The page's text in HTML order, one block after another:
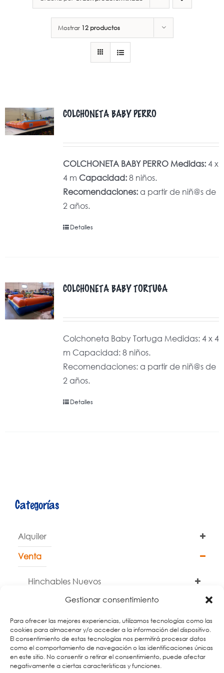
Gestionar consentimiento
Para ofrecer las mejores experiencias, utilizamos tecnologías como las
cookies para almacenar y/o acceder a la información del dispositivo.
El consentimiento de estas tecnologías nos permitirá procesar datos
como el comportamiento de navegación o las identificaciones únicas
en este sitio. No consentir o retirar el consentimiento, puede afectar
negativamente a ciertas características y funciones.
Mostrar 12 productos
COLCHONETA BABY PERRO
COLCHONETA BABY PERRO Medidas:4 x
4 m Capacidad:8 niños.
Recomendaciones:a partir de niñ@s de
2 años.
Detalles
COLCHONETA BABY TORTUGA
Colchoneta Baby Tortuga Medidas: 4 x 4
m Capacidad: 8 niños.
Recomendaciones: a partir de niñ@s de
2 años.
Detalles
Categorías
Alquiler
Venta
Hinchables Nuevos
Outlet / Ocasión